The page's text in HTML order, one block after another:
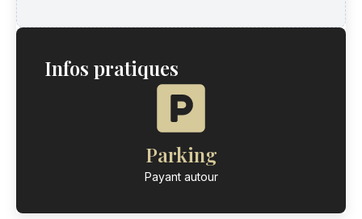
Infos pratiques
Parking
Payant autour